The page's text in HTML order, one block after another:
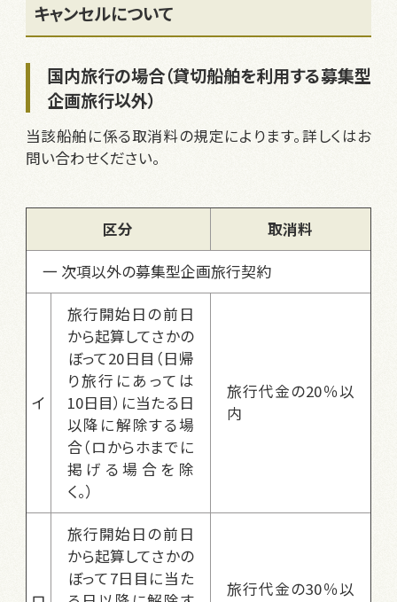
キャンセルについて
国内旅行の場合（貸切船舶を利用する募集型
企画旅行以外）
当該船舶に係る取消料の規定によります。詳しくはお
問い合わせください。
区分
取消料
一 次項以外の募集型企画旅行契約
イ
旅行開始日の前日
から起算してさかの
ぼって20日目（日帰
り旅行にあっては
10日目）に当たる日
以降に解除する場
合（ロからホまでに
掲げる場合を除
く。）
旅行代金の20％以
内
旅行開始日の前日
から起算してさかの
ぼって7日目に当た
旅行代金の30％以